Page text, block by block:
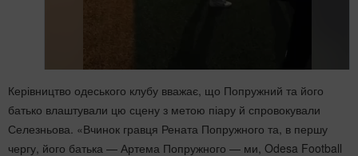
Керівництво одеського клубу вважає, що Попружний та його
батько влаштували цю сцену з метою піару й спровокували
Селезньова. «Вчинок гравця Рената Попружного та, в першу
чергу, його батька — Артема Попружного — ми, Odesa Football